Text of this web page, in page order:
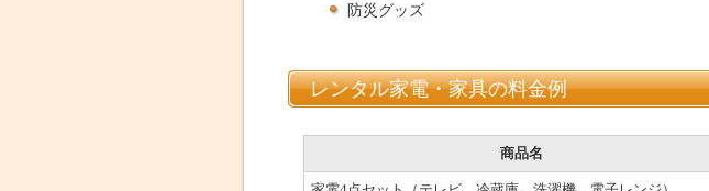
防災グッズ
レンタル家電・家具の料金例
商品名